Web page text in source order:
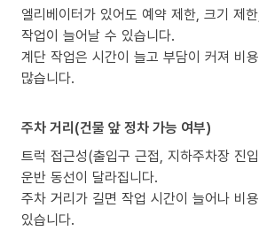
엘리베이터가 있어도 예약 제한, 크기 제
작업이 늘어날 수 있습니다.
계단 작업은 시간이 늘고 부담이 커져 비
많습니다.
주차 거리(건물 앞 정차 가능 여부)
트럭 접근성(출입구 근접, 지하주차장 진
운반 동선이 달라집니다.
주차 거리가 길면 작업 시간이 늘어나 비
있습니다.